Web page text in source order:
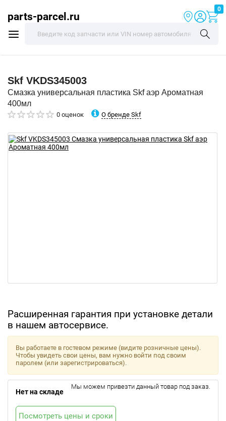
parts-parcel.ru
0
Skf VKDS345003
Смазка универсальная пластика Skf аэр Ароматная
400мл
0 оценок О бренде Skf
Расширенная гарантия при установке детали
в нашем автосервисе.
Вы работаете в гостевом режиме (видите розничные цены).
Чтобы увидеть свои цены, вам нужно войти под своим
паролем (или зарегистрироваться).
Нет на складе
Мы можем привезти данный товар под заказ.
Посмотреть цены и сроки